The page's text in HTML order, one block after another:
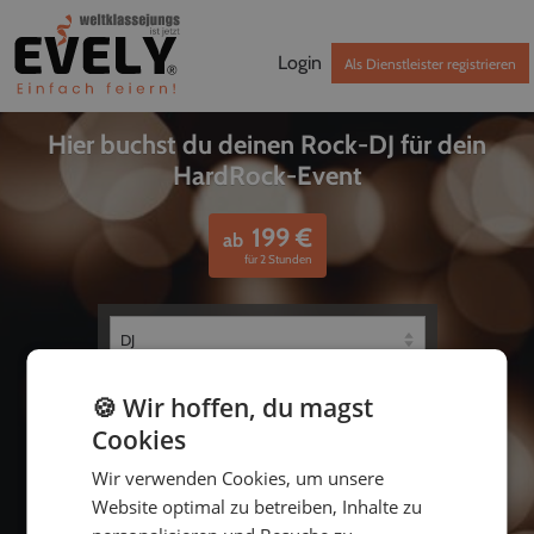
Login Als Dienstleister registrieren
Hier buchst du deinen Rock-DJ für dein
HardRock-Event
ab 199€
für 2 Stunden
bis
🍪 Wir hoffen, du magst
Cookies
Wir verwenden Cookies, um unsere
Website optimal zu betreiben, Inhalte zu